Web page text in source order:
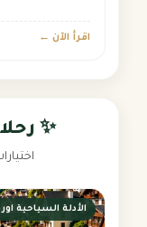
اقرأ الآن ←
✨
الأدلة السياحية